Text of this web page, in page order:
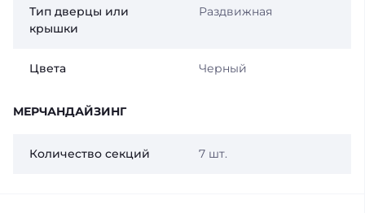
Тип дверцы или
крышки
Раздвижная
Цвета Черный
МЕРЧАНДАЙЗИНГ
Количество секций 7 шт.